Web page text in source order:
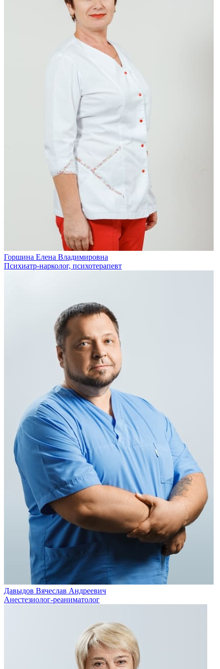
Горшина Елена Владимировна
Психиатр-нарколог, психотерапевт
Давыдов Вячеслав Андреевич
Анестезиолог-реаниматолог